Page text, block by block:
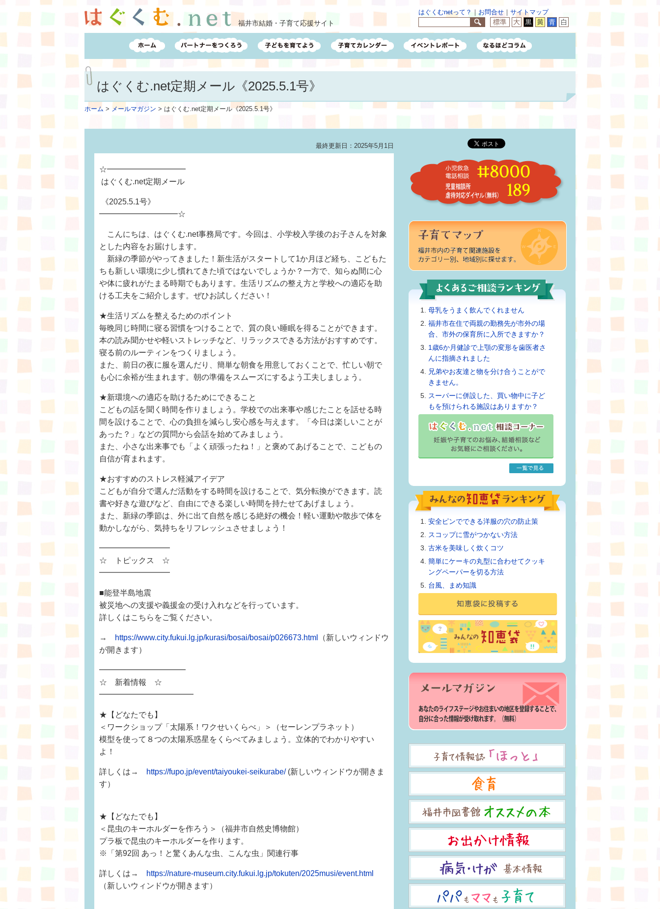
福井市結婚・子育て応援サイト
はぐくむnetって？ ｜ お問合せ ｜ サイトマップ
はぐくむ.net定期メール《2025.5.1号》
ホーム > メールマガジン > はぐくむ.net定期メール《2025.5.1号》
最終更新日：2025年5月1日
☆━━━━━━━━━━
はぐくむ.net定期メール
《2025.5.1号》
━━━━━━━━━━☆
こんにちは、はぐくむ.net事務局です。今回は、小学校入学後のお子さんを対象
とした内容をお届けします。
新緑の季節がやってきました！新生活がスタートして1か月ほど経ち、こどもた
ちも新しい環境に少し慣れてきた頃ではないでしょうか？一方で、知らぬ間に心
や体に疲れがたまる時期でもあります。生活リズムの整え方と学校への適応を助
ける工夫をご紹介します。ぜひお試しください！
★生活リズムを整えるためのポイント
毎晩同じ時間に寝る習慣をつけることで、質の良い睡眠を得ることができます。
本の読み聞かせや軽いストレッチなど、リラックスできる方法がおすすめです。
寝る前のルーティンをつくりましょう。
また、前日の夜に服を選んだり、簡単な朝食を用意しておくことで、忙しい朝で
も心に余裕が生まれます。朝の準備をスムーズにするよう工夫しましょう。
★新環境への適応を助けるためにできること
こどもの話を聞く時間を作りましょう。学校での出来事や感じたことを話せる時
間を設けることで、心の負担を減らし安心感を与えます。「今日は楽しいことが
あった？」などの質問から会話を始めてみましょう。
また、小さな出来事でも「よく頑張ったね！」と褒めてあげることで、こどもの
自信が育まれます。
★おすすめのストレス軽減アイデア
こどもが自分で選んだ活動をする時間を設けることで、気分転換ができます。読
書や好きな遊びなど、自由にできる楽しい時間を持たせてあげましょう。
また、新緑の季節は、外に出て自然を感じる絶好の機会！軽い運動や散歩で体を
動かしながら、気持ちをリフレッシュさせましょう！
━━━━━━━━━
☆ トピックス ☆
━━━━━━━━━
■能登半島地震
被災地への支援や義援金の受け入れなどを行っています。
詳しくはこちらをご覧ください。
→ https://www.city.fukui.lg.jp/kurasi/bosai/bosai/p026673.html
（新しいウィンドウ
が開きます）
━━━━━━━━━━━
☆ 新着情報 ☆
━━━━━━━━━━━━
★【どなたでも】
＜ワークショップ「太陽系！ワクせいくらべ」＞（セーレンプラネット）
模型を使って８つの太陽系惑星をくらべてみましょう。立体的でわかりやすい
よ！
詳しくは→ https://fupo.jp/event/taiyoukei-seikurabe/(新しいウィンドウが開きま
す）
★【どなたでも】
＜昆虫のキーホルダーを作ろう＞（福井市自然史博物館）
プラ板で昆虫のキーホルダーを作ります。
※「第92回 あっ！と驚くあんな虫、こんな虫」関連行事
詳しくは→
https://nature-museum.city.fukui.lg.jp/tokuten/2025musi/event.html
（新しいウィンドウが開きます）
母乳をうまく飲んでくれません
福井市在住で両親の勤務先が市外の場
合、市外の保育所に入所できますか？
1歳6か月健診で上顎の変形を歯医者さ
んに指摘されました
兄弟やお友達と物を分け合うことがで
きません。
スーパーに併設した、買い物中に子ど
もを預けられる施設はありますか？
安全ピンでできる洋服の穴の防止策
スコップに雪がつかない方法
古米を美味しく炊くコツ
簡単にケーキの丸型に合わせてクッキ
ングペーパーを切る方法
台風、まめ知識